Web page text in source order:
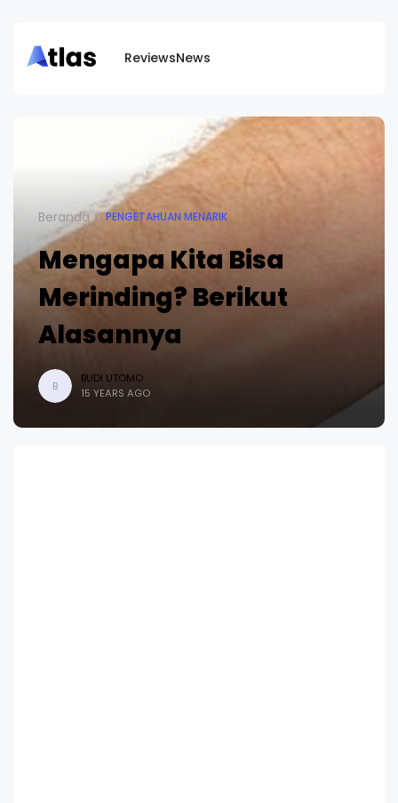
ReviewsNews
Beranda PENGETAHUAN MENARIK
Mengapa Kita Bisa
Merinding? Berikut
Alasannya
B
BUDI UTOMO
15 YEARS AGO